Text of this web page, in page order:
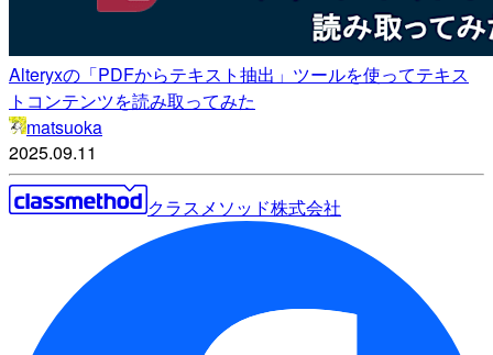
Alteryxの「PDFからテキスト抽出」ツールを使ってテキス
トコンテンツを読み取ってみた
matsuoka
2025.09.11
クラスメソッド株式会社